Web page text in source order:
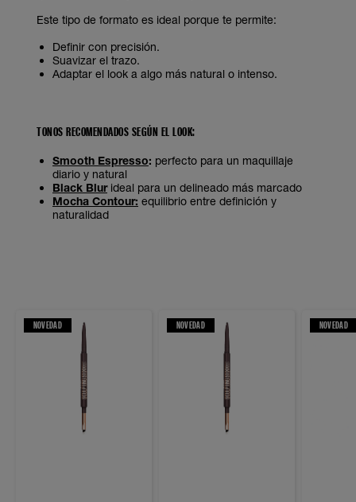
Este tipo de formato es ideal porque te permite:
Definir con precisión.
Suavizar el trazo.
Adaptar el look a algo más natural o intenso.
TONOS RECOMENDADOS SEGÚN EL LOOK:
Smooth Espresso: perfecto para un maquillaje
diario y natural
Black Blurideal para un delineado más marcado
Mocha Contour: equilibrio entre definición y
naturalidad
NOVEDAD NOVEDAD NOVEDAD